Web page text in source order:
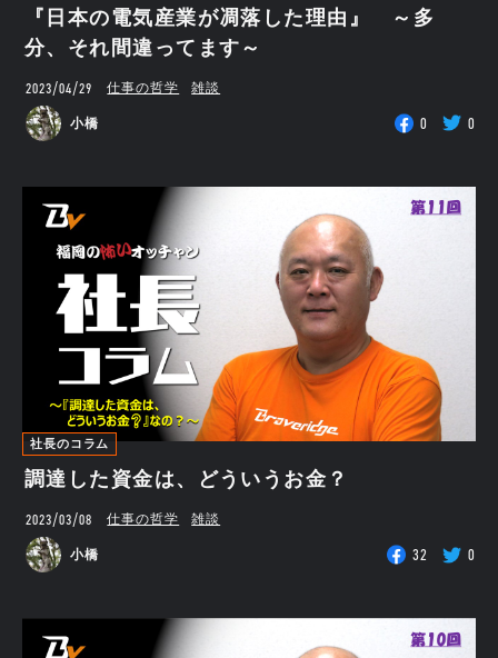
『日本の電気産業が凋落した理由』 ～多
分、それ間違ってます～
2023/04/29 仕事の哲学 雑談
小橋 0 0
社長のコラム
調達した資金は、どういうお金？
2023/03/08 仕事の哲学 雑談
小橋 32 0